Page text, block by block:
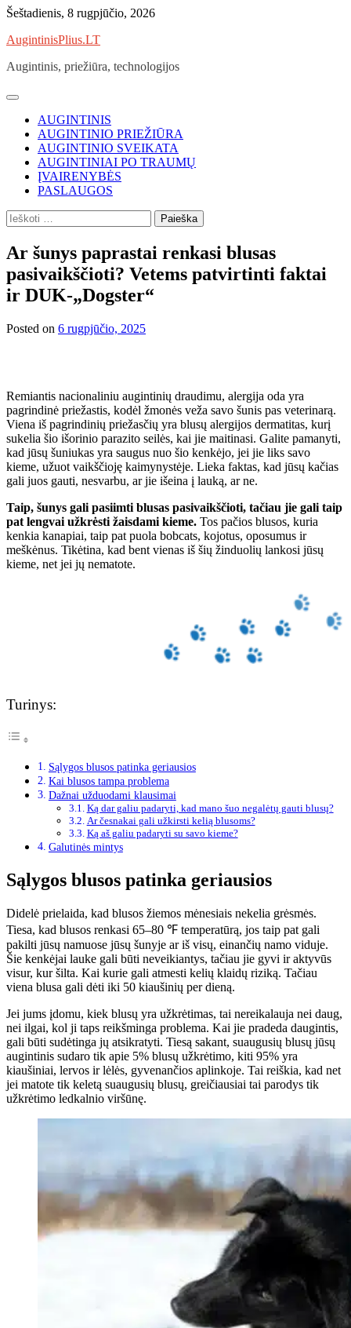
Skip
content
Šeštadienis, 8 rugpjūčio, 2026
AugintinisPlius.LT
Augintinis, priežiūra, technologijos
AUGINTINIS
AUGINTINIO PRIEŽIŪRA
AUGINTINIO SVEIKATA
AUGINTINIAI PO TRAUMŲ
ĮVAIRENYBĖS
PASLAUGOS
Ieškoti:
Ar šunys paprastai renkasi blusas
pasivaikščioti? Vetems patvirtinti faktai
ir DUK-„Dogster“
Posted on 6 rugpjūčio, 2025
Remiantis nacionaliniu augintinių draudimu, alergija oda yra
pagrindinė priežastis, kodėl žmonės veža savo šunis pas veterinarą.
Viena iš pagrindinių priežasčių yra blusų alergijos dermatitas, kurį
sukelia šio išorinio parazito seilės, kai jie maitinasi. Galite pamanyti,
kad jūsų šuniukas yra saugus nuo šio kenkėjo, jei jie liks savo
kieme, užuot vaikščioję kaimynystėje. Lieka faktas, kad jūsų kačias
gali juos gauti, nesvarbu, ar jie išeina į lauką, ar ne.
Taip, šunys gali pasiimti blusas pasivaikščioti, tačiau jie gali taip
pat lengvai užkrėsti žaisdami kieme. Tos pačios blusos, kuria
kenkia kanapiai, taip pat puola bobcats, kojotus, oposumus ir
meškėnus. Tikėtina, kad bent vienas iš šių žinduolių lankosi jūsų
kieme, net jei jų nematote.
Turinys:
Sąlygos blusos patinka geriausios
Kai blusos tampa problema
Dažnai užduodami klausimai
Ką dar galiu padaryti, kad mano šuo negalėtų gauti blusų?
Ar česnakai gali užkirsti kelią blusoms?
Ką aš galiu padaryti su savo kieme?
Galutinės mintys
Sąlygos blusos patinka geriausios
Didelė prielaida, kad blusos žiemos mėnesiais nekelia grėsmės.
Tiesa, kad blusos renkasi 65–80 ℉ temperatūrą, jos taip pat gali
pakilti jūsų namuose jūsų šunyje ar iš visų, einančių namo viduje.
Šie kenkėjai lauke gali būti neveikiantys, tačiau jie gyvi ir aktyvūs
visur, kur šilta. Kai kurie gali atmesti kelių klaidų riziką. Tačiau
viena blusa gali dėti iki 50 kiaušinių per dieną.
Jei jums įdomu, kiek blusų yra užkrėtimas, tai nereikalauja nei daug,
nei ilgai, kol ji taps reikšminga problema. Kai jie pradeda daugintis,
gali būti sudėtinga jų atsikratyti. Tiesą sakant, suaugusių blusų jūsų
augintinis sudaro tik apie 5% blusų užkrėtimo, kiti 95% yra
kiaušiniai, lervos ir lėlės, gyvenančios aplinkoje. Tai reiškia, kad net
jei matote tik keletą suaugusių blusų, greičiausiai tai parodys tik
užkrėtimo ledkalnio viršūnę.